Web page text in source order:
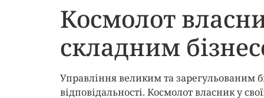
Космолот
складним
Управління великим та зарегульованим
відповідальності. Космолот власник у